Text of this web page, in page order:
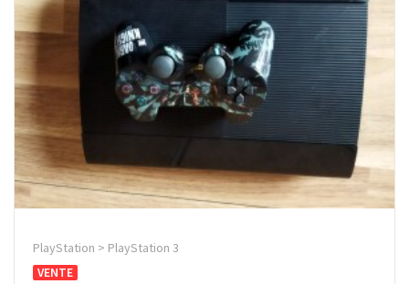
PlayStation > PlayStation 3
VENTE